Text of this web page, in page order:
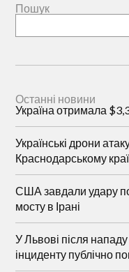
Пошук
Останні новини
Україна отримала
Українські дрони
Краснодарському краї
США завдали удару
мосту в Ірані
У Львові після
інциденту публічно